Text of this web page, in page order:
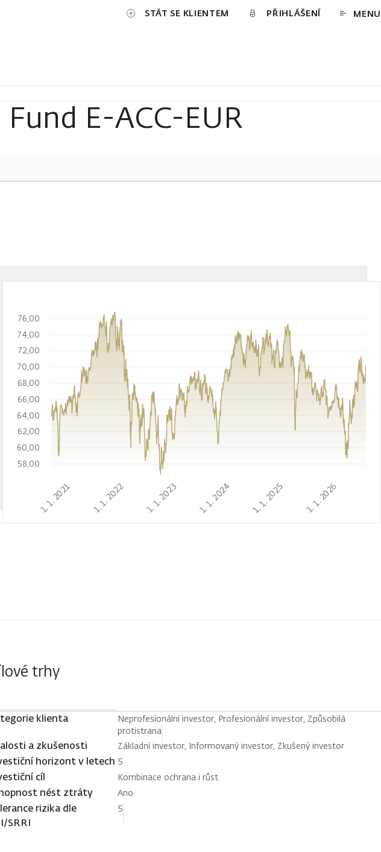
STÁT SE KLIENTEM PŘIHLÁŠENÍ MENU
E-ACC-EUR
1. 1. 2021 1. 1. 2022 1. 1. 2023 1. 1. 2024 1. 1. 2025 1. 1. 2026
58,00
60,00
62,00
64,00
66,00
68,00
70,00
72,00
74,00
76,00
trhy
klienta
Neprofesionální investor, Profesionální investor, Způsobilá
protistrana
a zkušenosti Základní investor, Informovaný investor, Zkušený investor
horizont v letech 5
cíl Kombinace ochrana i růst
nést ztráty Ano
rizika dle
SRRI
5